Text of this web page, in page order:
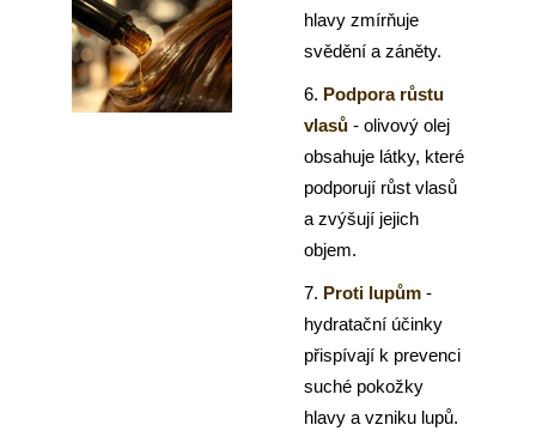
hlavy zmírňuje
svědění a záněty.
6. Podpora růstu
vlasů - olivový olej
obsahuje látky, které
podporují růst vlasů
a zvýšují jejich
objem.
7. Proti lupům -
hydratační účinky
přispívají k prevenci
suché pokožky
hlavy a vzniku lupů.